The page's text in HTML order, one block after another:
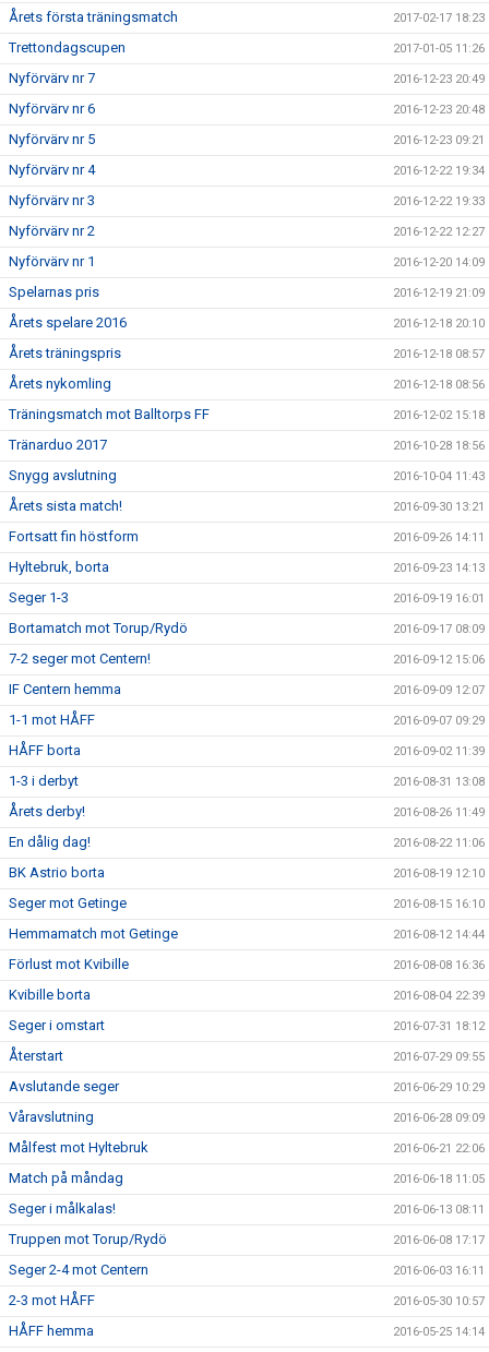
Årets första träningsmatch 2017-02-17 18:23
Trettondagscupen 2017-01-05 11:26
Nyförvärv nr 7 2016-12-23 20:49
Nyförvärv nr 6 2016-12-23 20:48
Nyförvärv nr 5 2016-12-23 09:21
Nyförvärv nr 4 2016-12-22 19:34
Nyförvärv nr 3 2016-12-22 19:33
Nyförvärv nr 2 2016-12-22 12:27
Nyförvärv nr 1 2016-12-20 14:09
Spelarnas pris 2016-12-19 21:09
Årets spelare 2016 2016-12-18 20:10
Årets träningspris 2016-12-18 08:57
Årets nykomling 2016-12-18 08:56
Träningsmatch mot Balltorps FF 2016-12-02 15:18
Tränarduo 2017 2016-10-28 18:56
Snygg avslutning 2016-10-04 11:43
Årets sista match! 2016-09-30 13:21
Fortsatt fin höstform 2016-09-26 14:11
Hyltebruk, borta 2016-09-23 14:13
Seger 1-3 2016-09-19 16:01
Bortamatch mot Torup/Rydö 2016-09-17 08:09
7-2 seger mot Centern! 2016-09-12 15:06
IF Centern hemma 2016-09-09 12:07
1-1 mot HÅFF 2016-09-07 09:29
HÅFF borta 2016-09-02 11:39
1-3 i derbyt 2016-08-31 13:08
Årets derby! 2016-08-26 11:49
En dålig dag! 2016-08-22 11:06
BK Astrio borta 2016-08-19 12:10
Seger mot Getinge 2016-08-15 16:10
Hemmamatch mot Getinge 2016-08-12 14:44
Förlust mot Kvibille 2016-08-08 16:36
Kvibille borta 2016-08-04 22:39
Seger i omstart 2016-07-31 18:12
Återstart 2016-07-29 09:55
Avslutande seger 2016-06-29 10:29
Våravslutning 2016-06-28 09:09
Målfest mot Hyltebruk 2016-06-21 22:06
Match på måndag 2016-06-18 11:05
Seger i målkalas! 2016-06-13 08:11
Truppen mot Torup/Rydö 2016-06-08 17:17
Seger 2-4 mot Centern 2016-06-03 16:11
2-3 mot HÅFF 2016-05-30 10:57
HÅFF hemma 2016-05-25 14:14